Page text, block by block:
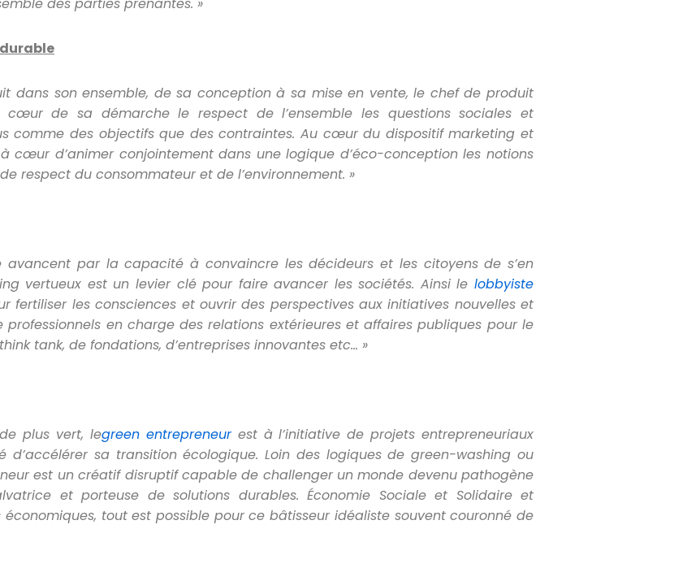
dans son ensemble, de sa conception à sa mise en vente, le chef de produit
cœur de sa démarche le respect de l’ensemble les questions sociales et
comme des objectifs que des contraintes. Au cœur du dispositif marketing et
à cœur d’animer conjointement dans une logique d’éco-conception les notions
respect du consommateur et de l’environnement. »
avancent par la capacité à convaincre les décideurs et les citoyens de s’en
vertueux est un levier clé pour faire avancer les sociétés. Ainsi lelobbyiste
fertiliser les consciences et ouvrir des perspectives aux initiatives nouvelles et
en charge des relations extérieures et affaires publiques pour le
tank, de fondations, d’entreprises innovantes etc… »
plus vert, legreen entrepreneurest à l’initiative de projets entrepreneuriaux
d’accélérer sa transition écologique. Loin des logiques de green-washing ou
est un créatif disruptif capable de challenger un monde devenu pathogène
et porteuse de solutions durables. Économie Sociale et Solidaire et
économiques, tout est possible pour ce bâtisseur idéaliste souvent couronnéde